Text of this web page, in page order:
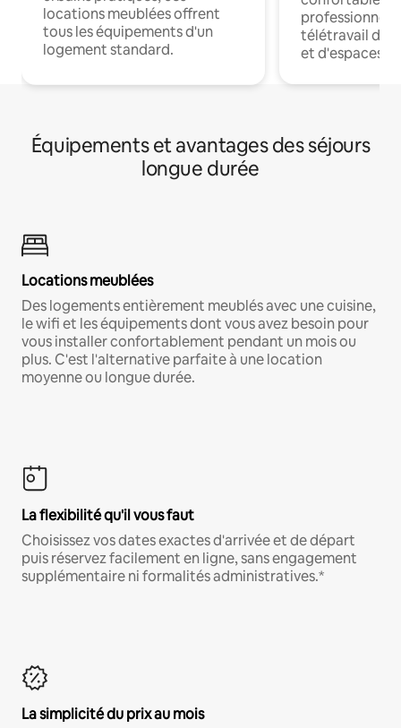
locations meublées offrent
tous les équipements d'un
logement standard.
professionnels
télétravail
et d'espaces
Équipements et avantages des séjours
longue durée
Locations meublées
Des logements entièrement meublés avec une cuisine,
le wifi et les équipements dont vous avez besoin pour
vous installer confortablement pendant un mois ou
plus. C'est l'alternative parfaite à une location
moyenne ou longue durée.
La flexibilité qu'il vous faut
Choisissez vos dates exactes d'arrivée et de départ
puis réservez facilement en ligne, sans engagement
supplémentaire ni formalités administratives.*
La simplicité du prix au mois